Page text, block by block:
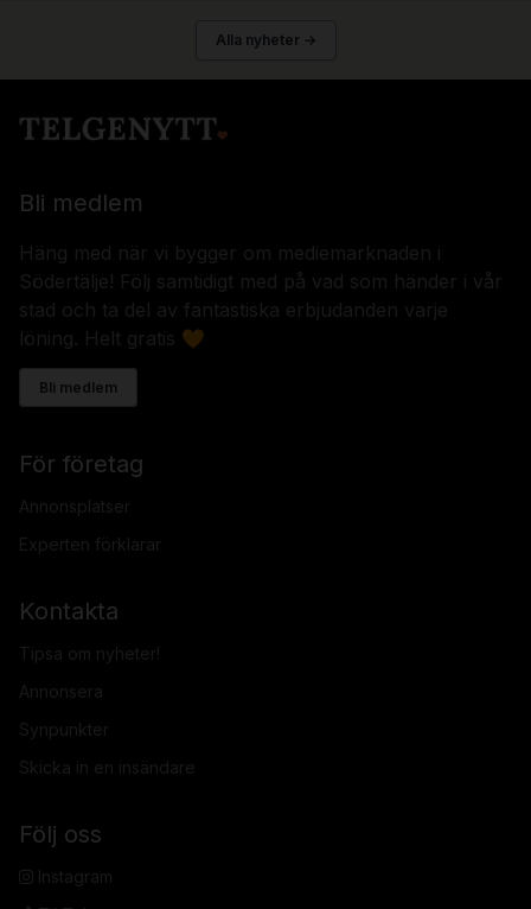
Alla nyheter →
Bli medlem
Häng med när vi bygger om mediemarknaden i
Södertälje! Följ samtidigt med på vad som händer i vår
stad och ta del av fantastiska erbjudanden varje
löning. Helt gratis 🧡
Bli medlem
För företag
Annonsplatser
Experten förklarar
Kontakta
Tipsa om nyheter!
Annonsera
Synpunkter
Skicka in en insändare
Följ oss
Instagram